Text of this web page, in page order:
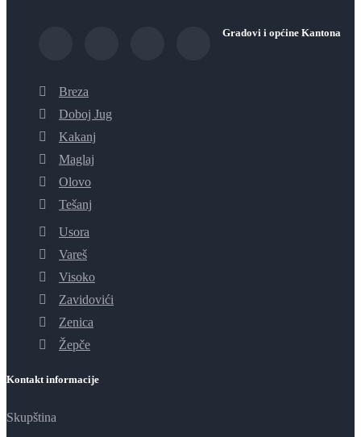
Gradovi i općine Kantona
Breza
Doboj Jug
Kakanj
Maglaj
Olovo
Tešanj
Usora
Vareš
Visoko
Zavidovići
Zenica
Žepče
Kontakt informacije
Skupština